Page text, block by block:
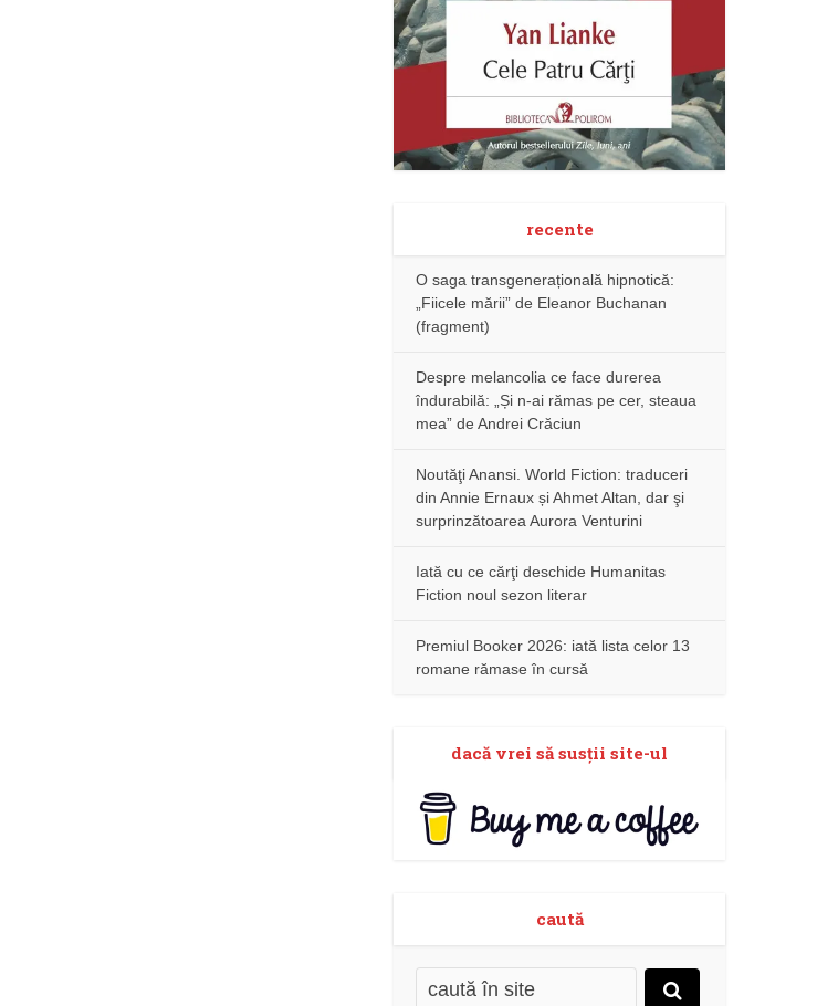
recente
O saga transgenerațională hipnotică:
„Fiicele mării” de Eleanor Buchanan
(fragment)
Despre melancolia ce face durerea
îndurabilă: „Și n-ai rămas pe cer, steaua
mea” de Andrei Crăciun
Noutăţi Anansi. World Fiction: traduceri
din Annie Ernaux și Ahmet Altan, dar şi
surprinzătoarea Aurora Venturini
Iată cu ce cărţi deschide Humanitas
Fiction noul sezon literar
Premiul Booker 2026: iată lista celor 13
romane rămase în cursă
dacă vrei să susţii site-ul
caută